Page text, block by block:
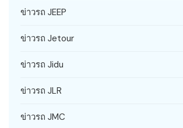
ข่าวรถ JEEP
ข่าวรถ Jetour
ข่าวรถ Jidu
ข่าวรถ JLR
ข่าวรถ JMC